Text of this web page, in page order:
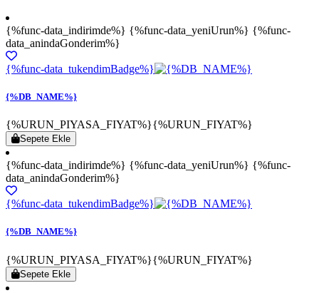
{%func-data_indirimde%} {%func-data_yeniUrun%} {%func-
data_anindaGonderim%}
{%func-data_tukendimBadge%}
{%DB_NAME%}
{%URUN_PIYASA_FIYAT%}{%URUN_FIYAT%}
Sepete Ekle
{%func-data_indirimde%} {%func-data_yeniUrun%} {%func-
data_anindaGonderim%}
{%func-data_tukendimBadge%}
{%DB_NAME%}
{%URUN_PIYASA_FIYAT%}{%URUN_FIYAT%}
Sepete Ekle